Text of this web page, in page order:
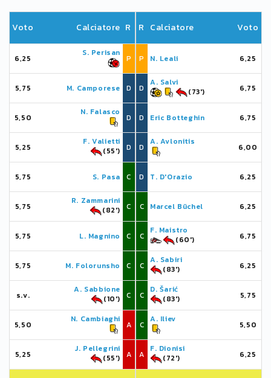
Voto Calciatore R
6,25
S. Perisan
P
5,75 M. Camporese D
5,50
N. Falasco
D
5,25
F. Valietti
(55')
D
5,75 S. Pasa C
5,75
R. Zammarini
(82')
C
5,75 L. Magnino C
5,75 M. Folorunsho C
s.v.
A. Sabbione
(10')
C
5,50
N. Cambiaghi
A
5,25
J. Pellegrini
(55')
A
R Calciatore Voto
P N. Leali 6,25
D
A. Salvi
(73')
6,75
D Eric Botteghin 6,75
D
A. Avlonitis
6,00
D T. D'Orazio 6,25
C Marcel Büchel 6,25
C
F. Maistro
(60')
6,75
C
A. Sabiri
(83')
6,25
C
D. Šarić
(83')
5,75
C
A. Iliev
5,50
A
F. Dionisi
(72')
6,25